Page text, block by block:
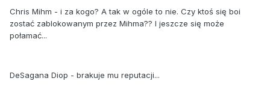
Chris Mihm - i za kogo? A tak w ogóle to nie. Czy ktoś się boi
zostać zablokowanym przez Mihma?? I jeszcze się może
połamać...
DeSagana Diop - brakuje mu reputacji...